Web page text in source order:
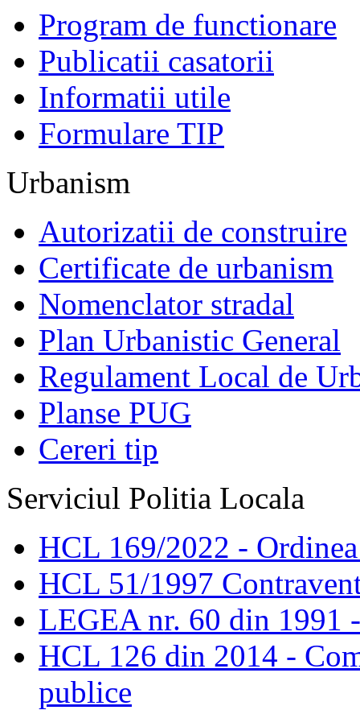
Program de functionare
Publicatii casatorii
Informatii utile
Formulare TIP
Urbanism
Autorizatii de construire
Certificate de urbanism
Nomenclator stradal
Plan Urbanistic General
Regulament Local de
Planse PUG
Cereri tip
Serviciul Politia Locala
HCL 169/2022 -
HCL 51/1997
LEGEA nr. 60 din 1991
HCL 126 din 2014 -
publice